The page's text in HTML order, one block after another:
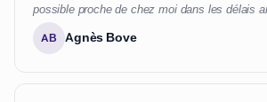
possible proche de chez moi dans les délais
AB Agnès Bove